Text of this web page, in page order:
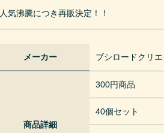
人気沸騰につき再販決定！！
メーカー ブシロードクリ
商品詳細
300円商品
40個セット